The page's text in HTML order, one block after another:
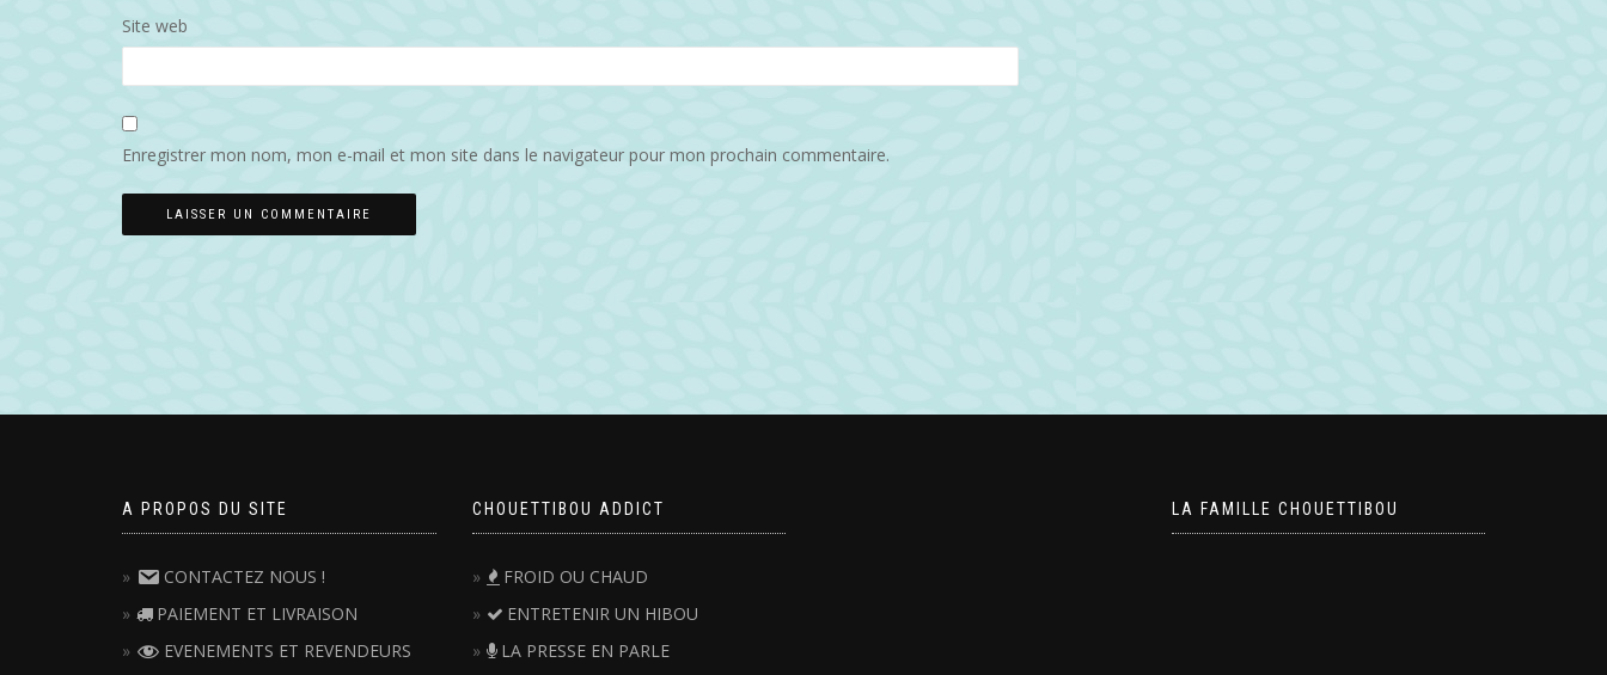
Site web
Enregistrer mon nom, mon e-mail et mon site dans le navigateur pour mon prochain commentaire.
A PROPOS DU SITE
CONTACTEZ NOUS !
PAIEMENT ET LIVRAISON
EVENEMENTS ET REVENDEURS
CHOUETTIBOU ADDICT
FROID OU CHAUD
ENTRETENIR UN HIBOU
LA PRESSE EN PARLE
LA FAMILLE CHOUETTIBOU